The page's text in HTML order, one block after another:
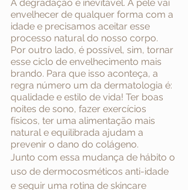
A degradação é inevitável. A pele vai
envelhecer de qualquer forma com a
idade e precisamos aceitar esse
processo natural do nosso corpo.
Por outro lado, é possível, sim, tornar
esse ciclo de envelhecimento mais
brando. Para que isso aconteça, a
regra número um da dermatologia é:
qualidade e estilo de vida! Ter boas
noites de sono, fazer exercícios
físicos, ter uma alimentação mais
natural e equilibrada ajudam a
prevenir o dano do colágeno.
Junto com essa mudança de hábito o
uso de dermocosméticos anti-idade
e seguir uma rotina de skincare